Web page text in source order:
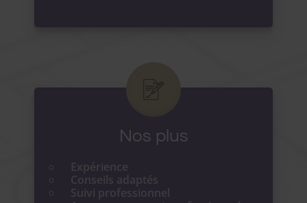
Nos plus
Expérience
Conseils adaptés
Suivi professionnel